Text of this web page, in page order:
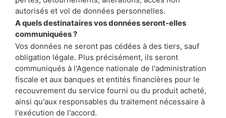
autorisés et vol de données personnelles.
A quels destinataires vos données seront-elles
communiquées ?
Vos données ne seront pas cédées à des tiers, sauf
obligation légale. Plus précisément, ils seront
communiqués à l'Agence nationale de l'administration
fiscale et aux banques et entités financières pour le
recouvrement du service fourni ou du produit acheté,
ainsi qu'aux responsables du traitement nécessaire à
l'exécution de l'accord.